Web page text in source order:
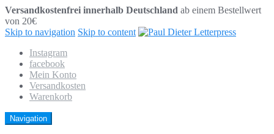
Versandkostenfrei innerhalb Deutschland ab einem Bestellwert
von 20€
Skip to navigation Skip to content
Instagram
facebook
Mein Konto
Versandkosten
Warenkorb
Navigation